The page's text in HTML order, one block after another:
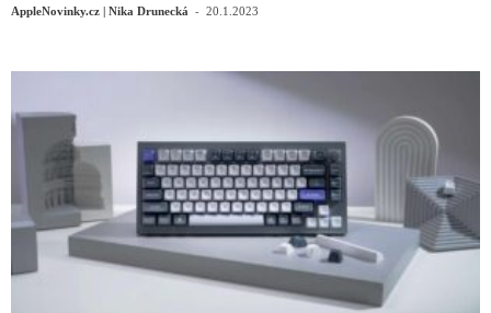
AppleNovinky.cz | Nika Drunecká - 20.1.2023